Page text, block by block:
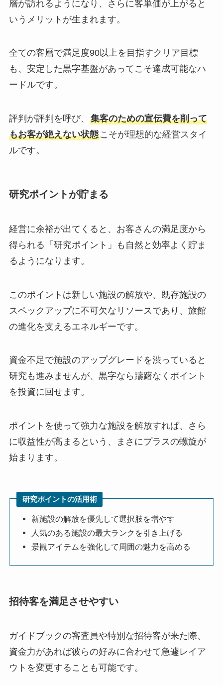
層が訪れるようになり、さらに客単価が上がると
いうメリットが生まれます。
全ての客層で満足度90以上を目指すクリア目標
も、安定した黒字基盤があってこそ達成可能なハ
ードルです。
評判が評判を呼び、 集客のための宣伝費を削って
もお客が絶えない状態こそが理想的な経営スタイ
ルです。
研究ポイントが貯まる
経営に余裕が出てくると、お客さんの満足度から
得られる「研究ポイント」も自然と効率よく貯ま
るようになります。
このポイントは新しい施設の解放や、既存施設の
スペックアップに不可欠なリソースであり、旅館
の進化を支えるエネルギーです。
資金不足で施設のアップグレードを渋っていると
研究も進みませんが、黒字なら躊躇なくポイント
を投資に回せます。
ポイントを使って強力な施設を解放すれば、さら
に収益性が高まるという、まさにプラスの螺旋が
始まります。
研究ポイントの活用術
新施設の解放を優先して選択肢を増やす
人気のある施設の最大ランクを引き上げる
景観アイテムを強化して周囲の魅力を高める
招待客を満足させやすい
ガイドブックの審査員や特別な招待客が来た際、
資金力があれば彼らの好みに合わせて急遽レイア
ウトを変更することも可能です。